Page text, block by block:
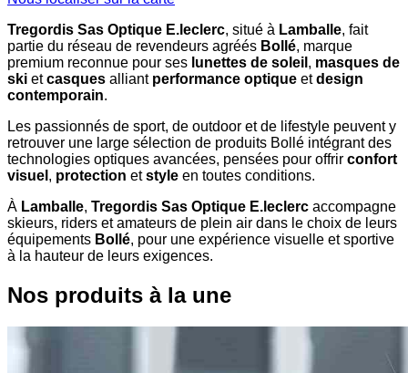
Tregordis Sas Optique E.leclerc, situé à Lamballe, fait
partie du réseau de revendeurs agréés Bollé, marque
premium reconnue pour ses lunettes de soleil , masques de
ski etcasques alliant performance optique etdesign
contemporain.
Les passionnés de sport, de outdoor et de lifestyle peuvent y
retrouver une large sélection de produits Bollé intégrant des
technologies optiques avancées, pensées pour offrir confort
visuel , protection etstyle en toutes conditions.
À Lamballe, Tregordis Sas Optique E.leclerc accompagne
skieurs, riders et amateurs de plein air dans le choix de leurs
équipements Bollé, pour une expérience visuelle et sportive
à la hauteur de leurs exigences.
Nos produits à la une